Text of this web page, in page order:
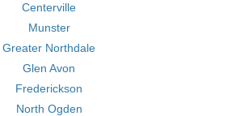
Centerville
Munster
Greater Northdale
Glen Avon
Frederickson
North Ogden